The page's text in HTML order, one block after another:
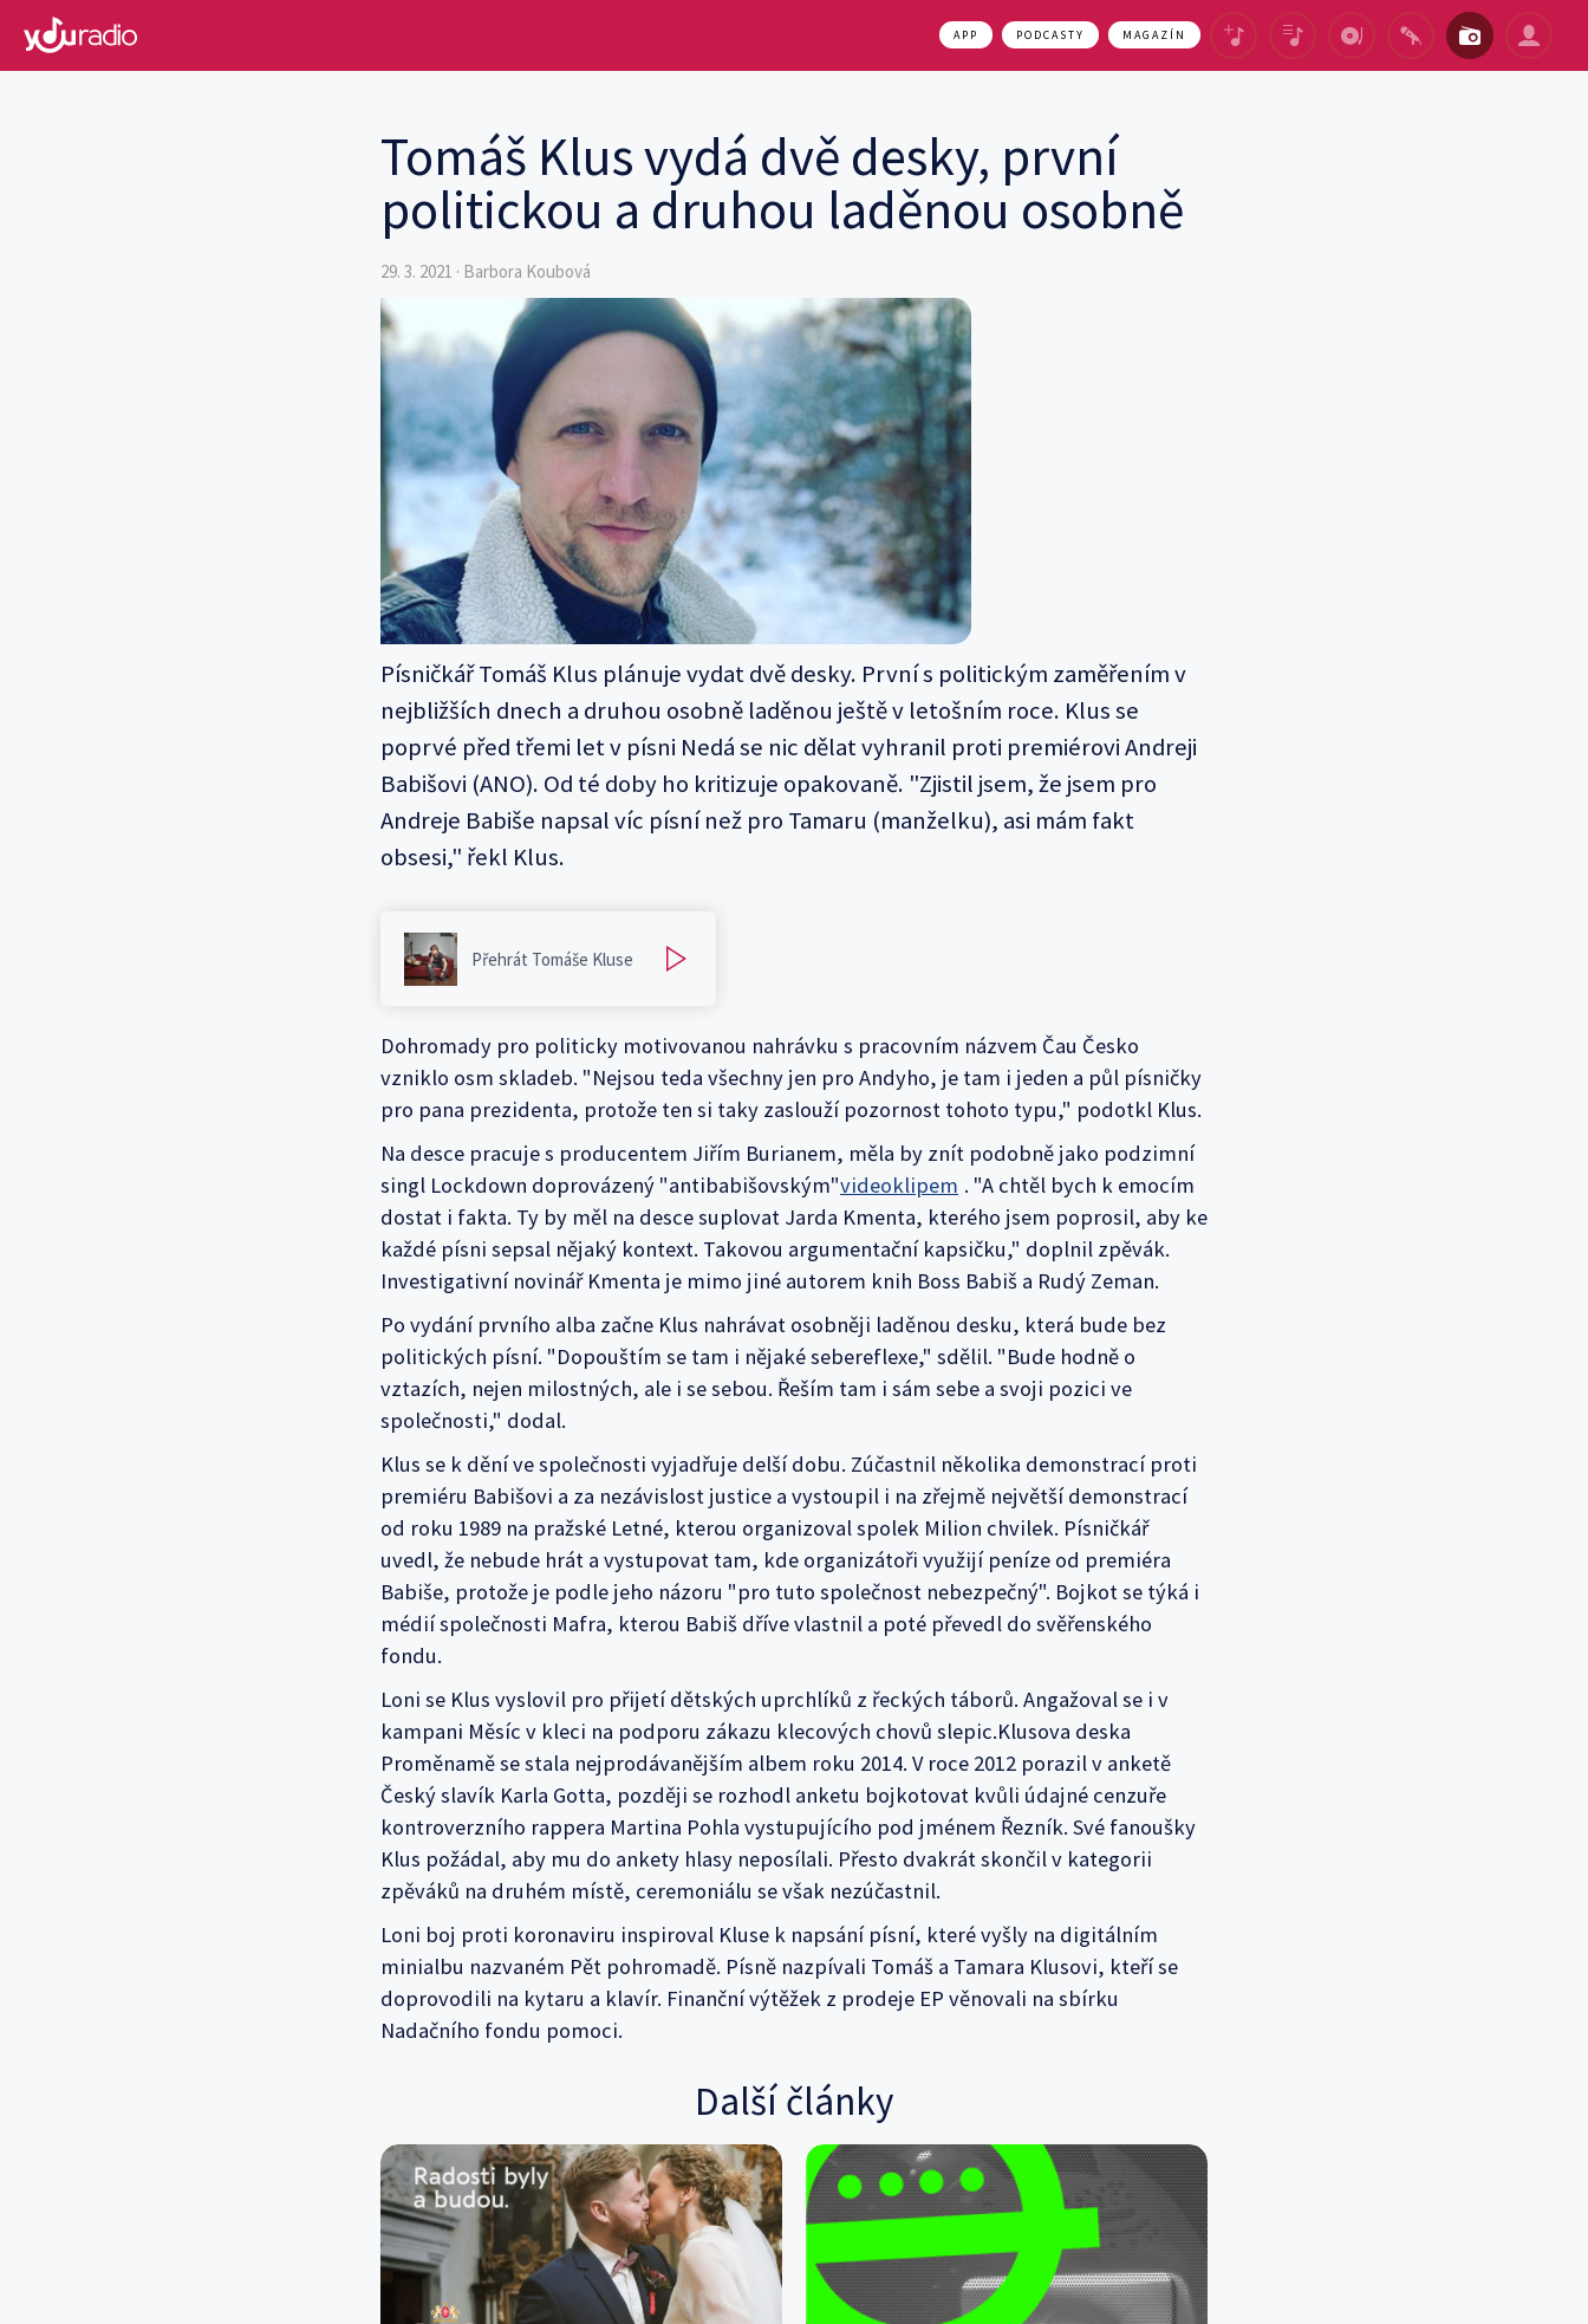
APP PODCASTY MAGAZÍN
Tomáš Klus vydá dvě desky, první
politickou a druhou laděnou osobně
29. 3. 2021 · Barbora Koubová
Písničkář Tomáš Klus plánuje vydat dvě desky. První s politickým zaměřením v
nejbližších dnech a druhou osobně laděnou ještě v letošním roce. Klus se
poprvé před třemi let v písni Nedá se nic dělat vyhranil proti premiérovi Andreji
Babišovi (ANO). Od té doby ho kritizuje opakovaně. "Zjistil jsem, že jsem pro
Andreje Babiše napsal víc písní než pro Tamaru (manželku), asi mám fakt
obsesi," řekl Klus.
Přehrát Tomáše Kluse
Dohromady pro politicky motivovanou nahrávku s pracovním názvem Čau Česko
vzniklo osm skladeb. "Nejsou teda všechny jen pro Andyho, je tam i jeden a půl písničky
pro pana prezidenta, protože ten si taky zaslouží pozornost tohoto typu," podotkl Klus.
Na desce pracuje s producentem Jiřím Burianem, měla by znít podobně jako podzimní
singl Lockdown doprovázený "antibabišovským"videoklipem . "A chtěl bych k emocím
dostat i fakta. Ty by měl na desce suplovat Jarda Kmenta, kterého jsem poprosil, aby ke
každé písni sepsal nějaký kontext. Takovou argumentační kapsičku," doplnil zpěvák.
Investigativní novinář Kmenta je mimo jiné autorem knih Boss Babiš a Rudý Zeman.
Po vydání prvního alba začne Klus nahrávat osobněji laděnou desku, která bude bez
politických písní. "Dopouštím se tam i nějaké sebereflexe," sdělil. "Bude hodně o
vztazích, nejen milostných, ale i se sebou. Řeším tam i sám sebe a svoji pozici ve
společnosti," dodal.
Klus se k dění ve společnosti vyjadřuje delší dobu. Zúčastnil několika demonstrací proti
premiéru Babišovi a za nezávislost justice a vystoupil i na zřejmě největší demonstrací
od roku 1989 na pražské Letné, kterou organizoval spolek Milion chvilek. Písničkář
uvedl, že nebude hrát a vystupovat tam, kde organizátoři využijí peníze od premiéra
Babiše, protože je podle jeho názoru "pro tuto společnost nebezpečný". Bojkot se týká i
médií společnosti Mafra, kterou Babiš dříve vlastnil a poté převedl do svěřenského
fondu.
Loni se Klus vyslovil pro přijetí dětských uprchlíků z řeckých táborů. Angažoval se i v
kampani Měsíc v kleci na podporu zákazu klecových chovů slepic.Klusova deska
Proměnamě se stala nejprodávanějším albem roku 2014. V roce 2012 porazil v anketě
Český slavík Karla Gotta, později se rozhodl anketu bojkotovat kvůli údajné cenzuře
kontroverzního rappera Martina Pohla vystupujícího pod jménem Řezník. Své fanoušky
Klus požádal, aby mu do ankety hlasy neposílali. Přesto dvakrát skončil v kategorii
zpěváků na druhém místě, ceremoniálu se však nezúčastnil.
Loni boj proti koronaviru inspiroval Kluse k napsání písní, které vyšly na digitálním
minialbu nazvaném Pět pohromadě. Písně nazpívali Tomáš a Tamara Klusovi, kteří se
doprovodili na kytaru a klavír. Finanční výtěžek z prodeje EP věnovali na sbírku
Nadačního fondu pomoci.
Další články